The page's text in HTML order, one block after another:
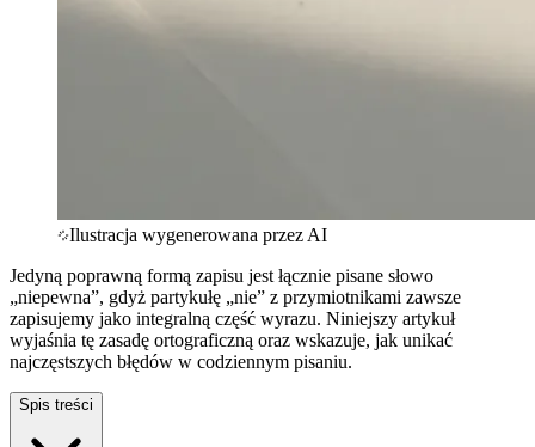
Ilustracja wygenerowana przez AI
Jedyną poprawną formą zapisu jest łącznie pisane słowo
„niepewna”, gdyż partykułę „nie” z przymiotnikami zawsze
zapisujemy jako integralną część wyrazu. Niniejszy artykuł
wyjaśnia tę zasadę ortograficzną oraz wskazuje, jak unikać
najczęstszych błędów w codziennym pisaniu.
Spis treści